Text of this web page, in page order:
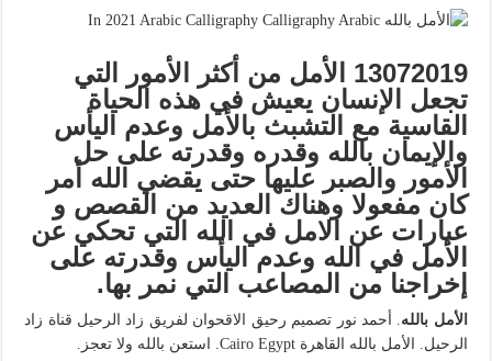
13072019 الأمل من أكثر الأمور التي
تجعل الإنسان يعيش في هذه الحياة
القاسية مع التشبث بالأمل وعدم اليأس
والإيمان بالله وقدره وقدرته على حل
الأمور والصبر عليها حتى يقضي الله أمر
كان مفعولا وهناك العديد من القصص و
عبارات عن الامل في الله التي تحكي عن
الأمل في الله وعدم اليأس وقدرته على
إخراجنا من المصاعب التي نمر بها.
الأمل بالله. أحمد نور تصميم رحيق الاقحوان لفريق زاد الرحيل قناة زاد
الرحيل. الأمل بالله القاهرة Cairo Egypt. استعن بالله ولا تعجز.